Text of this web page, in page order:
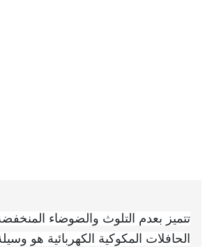
تتميز بعدم التلوث والضوضاء
الحافلات المكوكية الكهربائية هو